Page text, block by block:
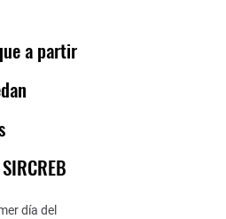
a partir
día del